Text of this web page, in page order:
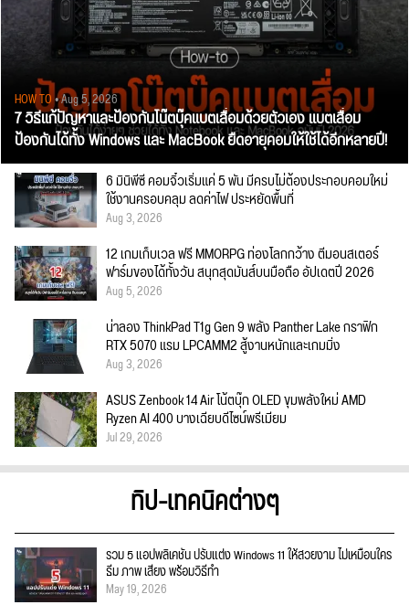
HOW TO• Aug 5, 2026
7 วิธีแก้ปัญหาและป้องกันโน๊ตบุ๊คแบตเสื่อมด้วยตัวเอง แบตเสื่อม
ป้องกันได้ทั้ง Windows และ MacBook ยืดอายุคอมให้ใช้ได้อีกหลายปี!
6 มินิพีซี คอมจิ๋วเริ่มแค่ 5 พัน มีครบไม่ต้องประกอบคอมใหม่
ใช้งานครอบคลุม ลดค่าไฟ ประหยัดพื้นที่
Aug 3, 2026
12 เกมเก็บเวล ฟรี MMORPG ท่องโลกกว้าง ตีมอนสเตอร์
ฟาร์มของได้ทั้งวัน สนุกสุดมันส์บนมือถือ อัปเดตปี 2026
Aug 5, 2026
น่าลอง ThinkPad T1g Gen 9 พลัง Panther Lake กราฟิก
RTX 5070 แรม LPCAMM2 สู้งานหนักและเกมมิ่ง
Aug 3, 2026
ASUS Zenbook 14 Air โน้ตบุ๊ก OLED ขุมพลังใหม่ AMD
Ryzen AI 400 บางเฉียบดีไซน์พรีเมียม
Jul 29, 2026
ทิป-เทคนิคต่างๆ
รวม 5 แอปพลิเคชัน ปรับแต่ง Windows 11 ให้สวยงาม ไม่เหมือนใคร
ธีม ภาพ เสียง พร้อมวิธีทำ
May 19, 2026